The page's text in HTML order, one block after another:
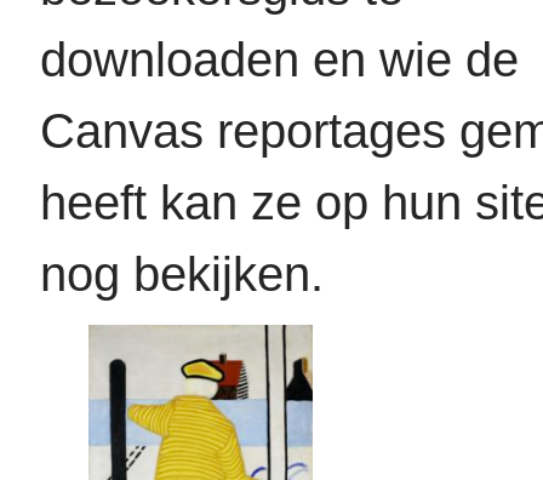
downloaden en wie de
Canvas reportages
heeft kan ze op hun
nog bekijken.